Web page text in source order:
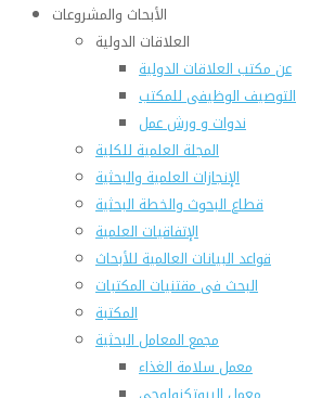
الأبحاث والمشروعات
العلاقات الدولية
عن مكتب العلاقات الدولية
التوصيف الوظيفى للمكتب
ندوات و ورش عمل
المجلة العلمية للكلية
الإنجازات العلمية والبحثية
قطاع البحوث والخطة البحثية
الإتفاقيات العلمية
قواعد البيانات العالمية للأبحاث
البحث فى مقتنيات المكتبات
المكتبة
مجمع المعامل البحثية
معمل سلامة الغذاء